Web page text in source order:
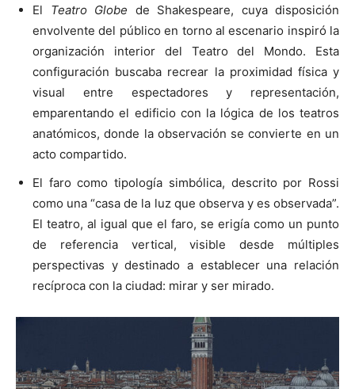
El Teatro Globe de Shakespeare, cuya disposición
envolvente del público en torno al escenario inspiró la
organización interior del Teatro del Mondo. Esta
configuración buscaba recrear la proximidad física y
visual entre espectadores y representación,
emparentando el edificio con la lógica de los teatros
anatómicos, donde la observación se convierte en un
acto compartido.
El faro como tipología simbólica, descrito por Rossi
como una “casa de la luz que observa y es observada”.
El teatro, al igual que el faro, se erigía como un punto
de referencia vertical, visible desde múltiples
perspectivas y destinado a establecer una relación
recíproca con la ciudad: mirar y ser mirado.